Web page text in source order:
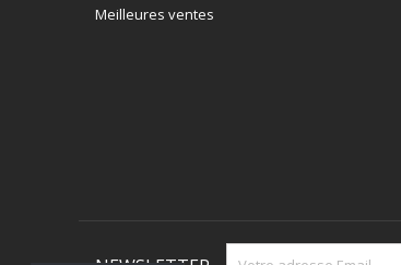
Meilleures ventes